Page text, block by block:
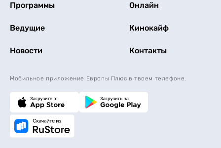
Программы Онлайн
Ведущие Кинокайф
Новости Контакты
Мобильное приложение Европы Плюс в твоем телефоне.